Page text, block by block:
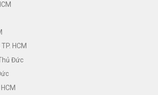
HCM
Đức